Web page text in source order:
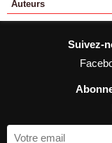
Auteurs
Suivez-